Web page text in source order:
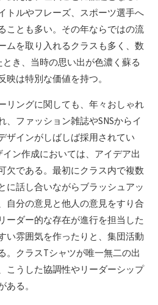
トルやフレーズ、スポーツ選手へ
ことも多い。その年ならではの流
ムを取り入れるクラスも多く、数
き、当時の思い出が色濃く蘇る
映は特別な価値を持つ。
リングに関しても、年々おしゃれ
、ファッション雑誌やSNSからイ
ザインがしばしば採用されてい
ン作成においては、アイデア出
欠である。最初にクラス内で複数
に話し合いながらブラッシュアッ
自分の意見と他人の意見をすり合
ーダー的な存在が進行を担当した
い雰囲気を作ったりと、集団活動
。クラスTシャツが唯一無二の出
こうした協調性やリーダーシップ
る。